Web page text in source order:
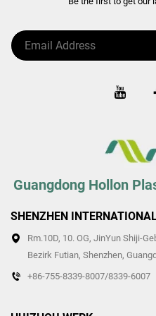
Guangdong Hollon
SHENZHEN
Rm.10D, 10. OG, JinYun Shiji-
Bezirk Futian, Shenzhen,
+86-755-8339-8007/8339-6007